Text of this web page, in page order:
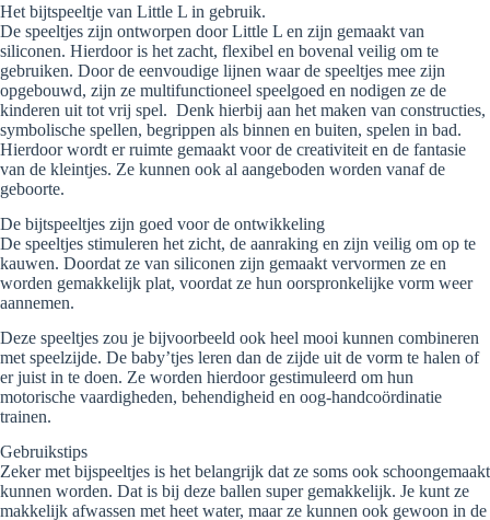
Het bijtspeeltje van Little L in gebruik.
De speeltjes zijn ontworpen door Little L en zijn gemaakt van
siliconen. Hierdoor is het zacht, flexibel en bovenal veilig om te
gebruiken. Door de eenvoudige lijnen waar de speeltjes mee zijn
opgebouwd, zijn ze multifunctioneel speelgoed en nodigen ze de
kinderen uit tot vrij spel. Denk hierbij aan het maken van constructies,
symbolische spellen, begrippen als binnen en buiten, spelen in bad.
Hierdoor wordt er ruimte gemaakt voor de creativiteit en de fantasie
van de kleintjes. Ze kunnen ook al aangeboden worden vanaf de
geboorte.
De bijtspeeltjes zijn goed voor de ontwikkeling
De speeltjes stimuleren het zicht, de aanraking en zijn veilig om op te
kauwen. Doordat ze van siliconen zijn gemaakt vervormen ze en
worden gemakkelijk plat, voordat ze hun oorspronkelijke vorm weer
aannemen.
Deze speeltjes zou je bijvoorbeeld ook heel mooi kunnen combineren
met speelzijde. De baby’tjes leren dan de zijde uit de vorm te halen of
er juist in te doen. Ze worden hierdoor gestimuleerd om hun
motorische vaardigheden, behendigheid en oog-handcoördinatie
trainen.
Gebruikstips
Zeker met bijspeeltjes is het belangrijk dat ze soms ook schoongemaakt
kunnen worden. Dat is bij deze ballen super gemakkelijk. Je kunt ze
makkelijk afwassen met heet water, maar ze kunnen ook gewoon in de